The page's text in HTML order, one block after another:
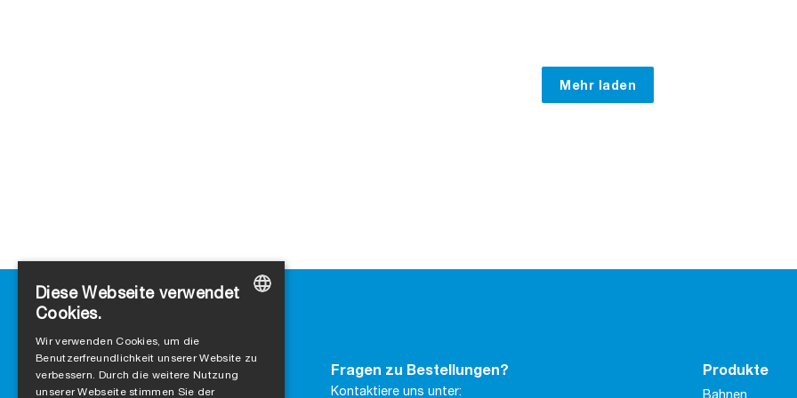
Mehr laden
Kontakt
SIGA
Fragen zu Bestellungen?
Kontaktiere uns unter:
Produkte
Bahnen
ENGLISH
FRENCH
Diese Webseite verwendet
Cookies.
Wir verwenden Cookies, um die
Benutzerfreundlichkeit unserer Website zu
verbessern. Durch die weitere Nutzung
unserer Webseite stimmen Sie der